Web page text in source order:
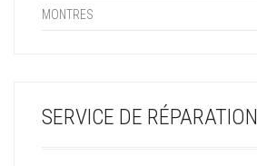
MONTRES
SERVICE DE RÉPARATION